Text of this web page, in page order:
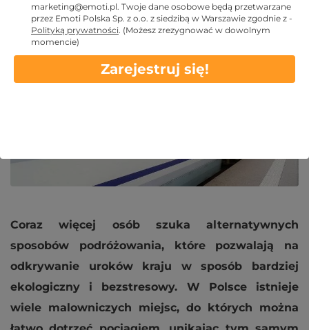
2024 SIE 5
Coraz więcej osób szuka alternatywnych
sposobów podróżowania, które pozwalają na
odkrywanie uroków kraju w sposób bardziej
ekologiczny i bezstresowy. W Polsce istnieje
wiele malowniczych miejsc, do których można
marketing@emoti.pl. Twoje dane osobowe będą przetwarzane
przez Emoti Polska Sp. z o.o. z siedzibą w Warszawie zgodnie z -
Polityką prywatności. (Możesz zrezygnować w dowolnym
momencie)
Zarejestruj się!